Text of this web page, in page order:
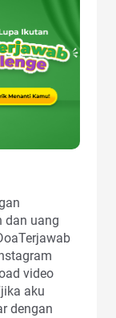
dan uang
video
aku
dengan